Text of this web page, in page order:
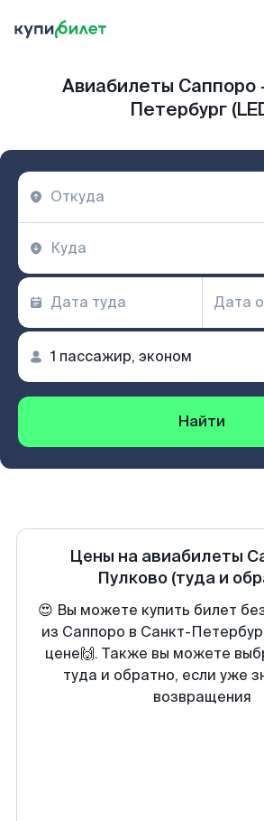
Авиабилеты Саппоро
Петербург
Найти
Цены на авиабилеты
Пулково (туда и
😍 Вы можете купить билет
из Саппоро в Санкт-
цене🙌. Также вы можете
туда и обратно, если уже
возвращения